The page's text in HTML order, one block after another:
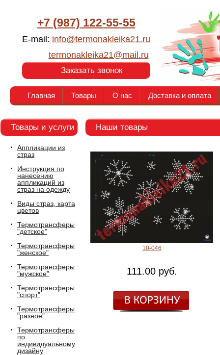
+7 (987) 122-55-55
E-mail: info@termonakleika21.ru
termonakleika21@mail.ru
Заказать звонок
Главная Товары О нас Доставка и оплата
Товары и услуги
Аппликации из
страз
Инструкция по
нанесению
аппликаций из
страз на одежду
Виды страз, карта
цветов
Термотрансферы
"детское"
Термотрансферы
"женское"
Термотрансферы
"мужское"
Термотрансферы
"спорт"
Термотрансферы
"разное"
Термотрансферы
по
индивидуальному
дизайну
Наши товары
10-046
111.00 руб.